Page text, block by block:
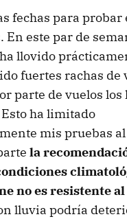
fechas para
este par de
llovido
fuertes rachas de
parte de vuelos los
ha limitado
mis pruebas
la
no es resistente al
lluvia podría